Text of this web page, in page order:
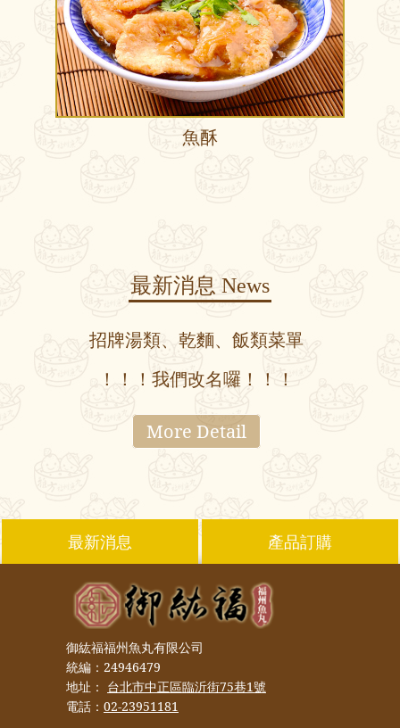
魚酥
最新消息 News
招牌湯類、乾麵、飯類菜單
！！！我們改名囉！！！
More Detail
最新消息 產品訂購
御紘福福州魚丸有限公司
統編：24946479
地址： 台北市中正區臨沂街75巷1號
電話： 02-23951181